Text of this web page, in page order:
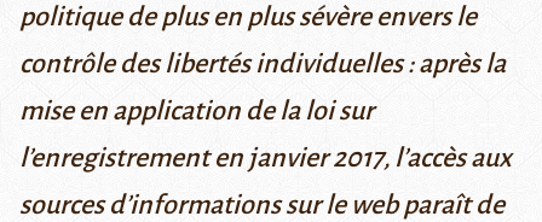
politique de plus en plus sévère envers le
contrôle des libertés individuelles : après la
mise en application de la loi sur
l’enregistrement en janvier 2017, l’accès aux
sources d’informations sur le web paraît de